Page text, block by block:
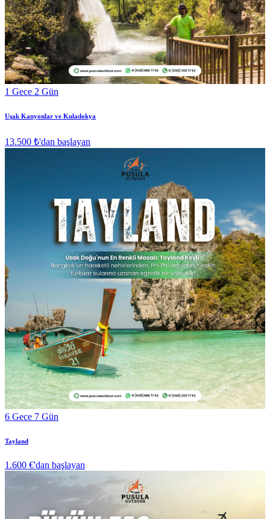
1 Gece 2 Gün
Uşak Kanyonlar ve Kuladokya
13.500 ₺'dan başlayan
6 Gece 7 Gün
Tayland
1.600 €'dan başlayan